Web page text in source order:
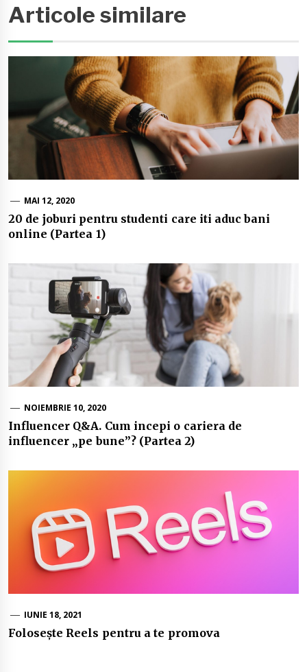
Articole similare
MAI 12, 2020
20 de joburi pentru studenti care iti aduc bani
online (Partea 1)
NOIEMBRIE 10, 2020
Influencer Q&A. Cum incepi o cariera de
influencer „pe bune”? (Partea 2)
IUNIE 18, 2021
Folosește Reels pentru a te promova